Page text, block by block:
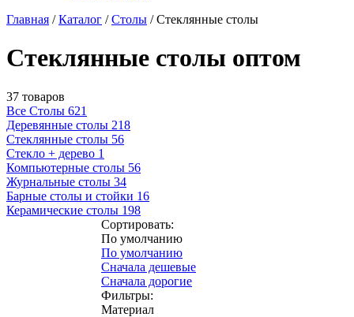
Главная /Каталог /Столы /Стеклянные столы
Стеклянные столы оптом
37 товаров
Все Столы 621
Деревянные столы 218
Стеклянные столы 56
Стекло + дерево 1
Компьютерные столы 56
Журнальные столы 34
Барные столы и стойки 16
Керамические столы 198
Сортировать:
По умолчанию
По умолчанию
Сначала дешевые
Сначала дорогие
Фильтры:
Материал